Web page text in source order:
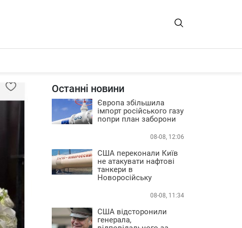
Останні новини
Європа збільшила
імпорт російського газу
попри план заборони
08-08, 12:06
США переконали Київ
не атакувати нафтові
танкери в
Новоросійську
08-08, 11:34
США відсторонили
генерала,